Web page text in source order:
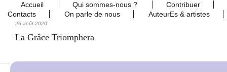
Accueil Qui sommes-nous ?
Contribuer
Contacts
On parle de nous AuteurEs & artistes
26 août 2020
La Grâce Triomphera